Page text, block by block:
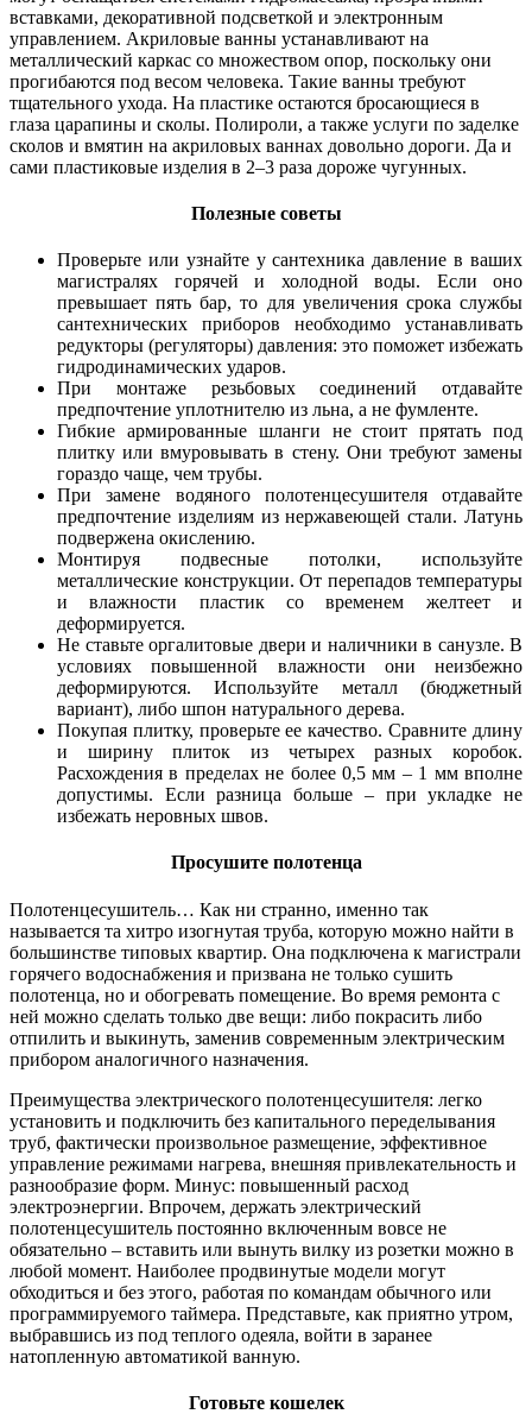
вставками, декоративной подсветкой и электронным
управлением. Акриловые ванны устанавливают на
металлический каркас со множеством опор, поскольку они
прогибаются под весом человека. Такие ванны требуют
тщательного ухода. На пластике остаются бросающиеся в
глаза царапины и сколы. Полироли, а также услуги по заделке
сколов и вмятин на акриловых ваннах довольно дороги. Да и
сами пластиковые изделия в 2–3 раза дороже чугунных.
Полезные советы
Проверьте или узнайте у сантехника давление в ваших
магистралях горячей и холодной воды. Если оно
превышает пять бар, то для увеличения срока службы
сантехнических приборов необходимо устанавливать
редукторы (регуляторы) давления: это поможет избежать
гидродинамических ударов.
При монтаже резьбовых соединений отдавайте
предпочтение уплотнителю из льна, а не фумленте.
Гибкие армированные шланги не стоит прятать под
плитку или вмуровывать в стену. Они требуют замены
гораздо чаще, чем трубы.
При замене водяного полотенцесушителя отдавайте
предпочтение изделиям из нержавеющей стали. Латунь
подвержена окислению.
Монтируя подвесные потолки, используйте
металлические конструкции. От перепадов температуры
и влажности пластик со временем желтеет и
деформируется.
Не ставьте оргалитовые двери и наличники в санузле. В
условиях повышенной влажности они неизбежно
деформируются. Используйте металл (бюджетный
вариант), либо шпон натурального дерева.
Покупая плитку, проверьте ее качество. Сравните длину
и ширину плиток из четырех разных коробок.
Расхождения в пределах не более 0,5 мм – 1 мм вполне
допустимы. Если разница больше – при укладке не
избежать неровных швов.
Просушите полотенца
Полотенцесушитель… Как ни странно, именно так
называется та хитро изогнутая труба, которую можно найти в
большинстве типовых квартир. Она подключена к магистрали
горячего водоснабжения и призвана не только сушить
полотенца, но и обогревать помещение. Во время ремонта с
ней можно сделать только две вещи: либо покрасить либо
отпилить и выкинуть, заменив современным электрическим
прибором аналогичного назначения.
Преимущества электрического полотенцесушителя: легко
установить и подключить без капитального переделывания
труб, фактически произвольное размещение, эффективное
управление режимами нагрева, внешняя привлекательность и
разнообразие форм. Минус: повышенный расход
электроэнергии. Впрочем, держать электрический
полотенцесушитель постоянно включенным вовсе не
обязательно – вставить или вынуть вилку из розетки можно в
любой момент. Наиболее продвинутые модели могут
обходиться и без этого, работая по командам обычного или
программируемого таймера. Представьте, как приятно утром,
выбравшись из под теплого одеяла, войти в заранее
натопленную автоматикой ванную.
Готовьте кошелек